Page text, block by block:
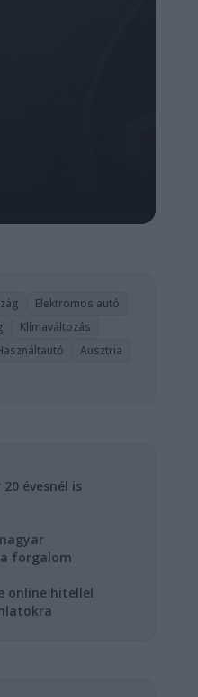
Elektromos autó
Klímaváltozás
Ausztria
évesnél is
forgalom
online hitellel